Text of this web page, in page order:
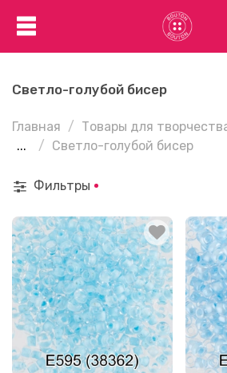
Светло-голубой бисер
Главная
Товары для
...
Светло-голубой бисер
Фильтры